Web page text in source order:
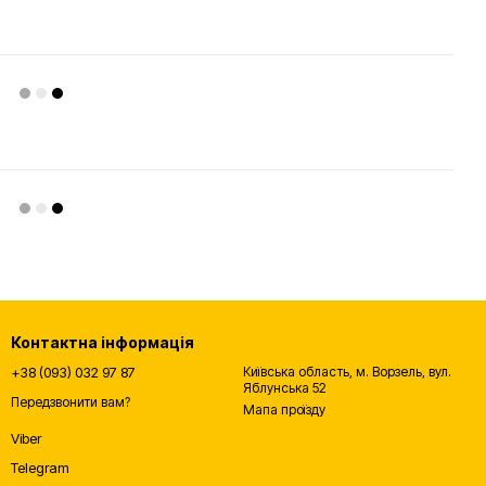
Контактна інформація
+38 (093) 032 97 87
Передзвонити вам?
Viber
Telegram
Київська область, м. Ворзель, вул.
Яблунська 52
Мапа проїзду